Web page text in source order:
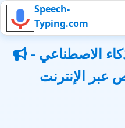
Speech-
Typing.com
مولد صوت مجاني بالذكاء الاصطناعي -